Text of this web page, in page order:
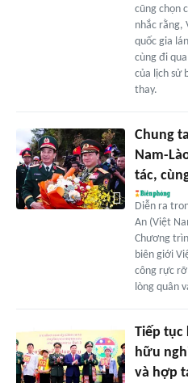
cũng chọn
nhắc rằng,
quốc gia
cùng đi
của lịch sử
thay.
Chung
Nam-
tác,
Diễn ra
An (Việt
Chương
biên giới
công rực
lòng quân
Tiếp tục
hữu
và hợp